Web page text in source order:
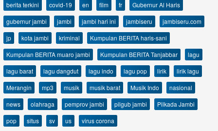
berita terkini
covid-19 en film fr
Gubernur Al Haris
gubernur jambi
jambi jambi hari ini jambiseru
jambiseru.com
jp
kota jambi kriminal
Kumpulan BERITA haris-sani
Kumpulan BERITA muaro jambi
Kumpulan BERITA Tanjabbar
lagu
lagu barat
lagu dangdut lagu indo lagu pop lirik
lirik lagu
Merangin
mp3 musik musik barat Musik Indo
nasional
news
olahraga pemprov jambi pilgub jambi
Pilkada Jambi
pop
situs sv us virus corona